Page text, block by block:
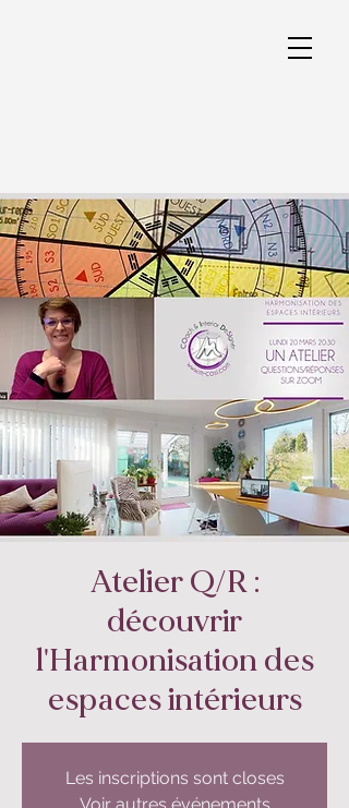
Atelier Q/R :
découvrir
l'Harmonisation des
espaces intérieurs
Les inscriptions sont closes